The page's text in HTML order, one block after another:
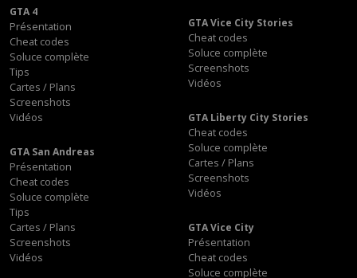
GTA 4
Présentation
Cheat codes
Soluce complète
Tips
Cartes / Plans
Screenshots
Vidéos
GTA Vice City Stories
Cheat codes
Soluce complète
Screenshots
Vidéos
GTA Liberty City Stories
Cheat codes
Soluce complète
Cartes / Plans
Screenshots
Vidéos
GTA San Andreas
Présentation
Cheat codes
Soluce complète
Tips
Cartes / Plans
Screenshots
Vidéos
GTA Vice City
Présentation
Cheat codes
Soluce complète